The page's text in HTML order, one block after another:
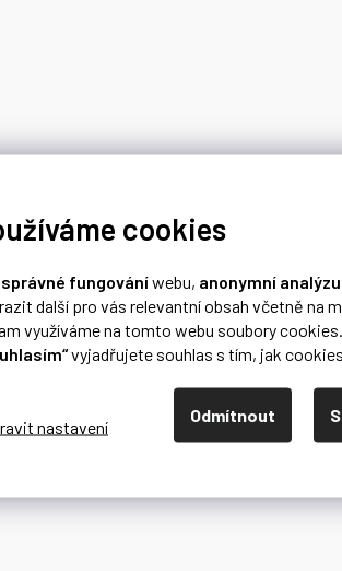
cookies
správné fungováníwebu, anonymní analýzu
další pro vás relevantní obsah včetně na
využíváme na tomto webu soubory
vyjadřujete souhlas s tím, jak
Odmítnout